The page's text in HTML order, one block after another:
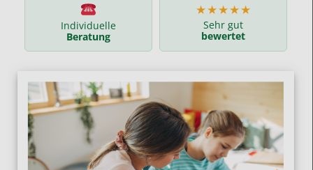
Individuelle
Beratung
★★★★★
Sehr gut
bewertet